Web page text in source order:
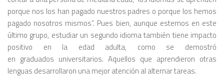
porque nos los han pagado nuestros padres o porque los hemos
pagado nosotros mismos”. Pues bien, aunque estemos en este
último grupo, estudiar un segundo idioma también tiene impacto
positivo en la edad adulta, como se demostró
en graduados universitarios. Aquellos que aprendieron otras
lenguas desarrollaron una mejor atención al alternar tareas.